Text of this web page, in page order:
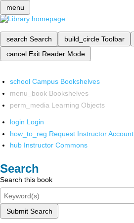
menu
search Search build_circle Toolbar
cancel Exit Reader Mode
school Campus Bookshelves
menu_book Bookshelves
perm_media Learning Objects
login Login
how_to_reg Request Instructor Account
hub Instructor Commons
Search
Search this book
Submit Search